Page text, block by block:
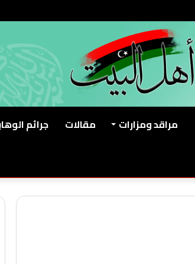
مراقد ومزارات مقالات جرائم